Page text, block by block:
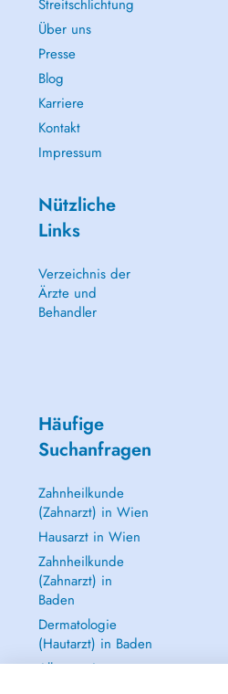
Streitschlichtung
Über uns
Presse
Blog
Karriere
Kontakt
Impressum
Nützliche
Links
Verzeichnis der
Ärzte und
Behandler
Häufige
Suchanfragen
Zahnheilkunde
(Zahnarzt) in Wien
Hausarzt in Wien
Zahnheilkunde
(Zahnarzt) in
Baden
Dermatologie
(Hautarzt) in Baden
Alle anzeigen →